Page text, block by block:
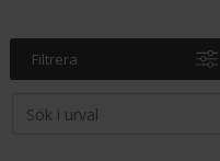
Filtrera